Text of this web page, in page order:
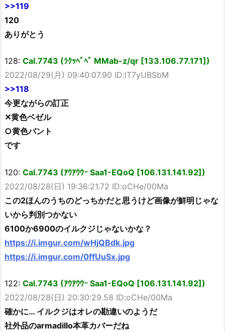
>>119
120
ありがとう
128: Cal.7743 (ﾗｸｯﾍﾟﾍﾟ MMab-z/qr [133.106.77.171])
2022/08/29(月) 09:40:07.90 ID:lT7yUBSbM
>>118
今更ながらの訂正
✕黄色ベゼル
○黄色バント
です
120: Cal.7743 (ｱｳｱｳｳｰ Saa1-EQoQ [106.131.141.92])
2022/08/28(日) 19:36:21.72 ID:oCHe/00Ma
この2ほんのうちのどっちかだと思うけど画像が鮮明じゃな
いから判別つかない
6100か6900のイルクジじゃないかな？
https://i.imgur.com/wHjQBdk.jpg
https://i.imgur.com/0ffUuSx.jpg
122: Cal.7743 (ｱｳｱｳｳｰ Saa1-EQoQ [106.131.141.92])
2022/08/28(日) 20:30:29.58 ID:oCHe/00Ma
確かに… イルクジはオレの勘違いのようだ
社外品のarmadillo本革カバーだね